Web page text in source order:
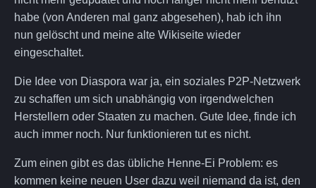
habe (von Anderen mal ganz abgesehen), hab ich ihn
nun gelöscht und meine alte Wikiseite wieder
eingeschaltet.
Die Idee von Diaspora war ja, ein soziales P2P-Netzwerk
zu schaffen um sich unabhängig von irgendwelchen
Herstellern oder Staaten zu machen. Gute Idee, finde ich
auch immer noch. Nur funktionieren tut es nicht.
Zum einen gibt es das übliche Henne-Ei Problem: es
kommen keine neuen User dazu weil niemand da ist, den